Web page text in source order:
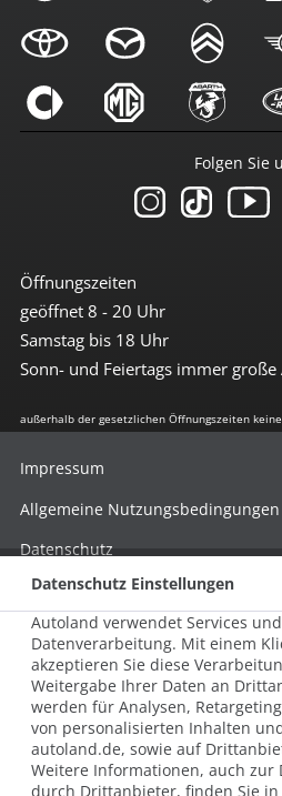
Öffnungszeiten
geöffnet 8 - 20 Uhr
Samstag bis 18 Uhr
Sonn- und Feiertags immer
Folgen Sie
außerhalb der gesetzlichen Öffnungszeiten
© 2026 AUTOLAND 24 SE & Co. Betriebs KG
Werner-von-Siemens-Str. 2, 06796 Brehna, Deutschland
Impressum
Allgemeine Nutzungsbedingungen
Datenschutz
Hinweisgebersystem nach HinSchG
Beschwerde nach LkSG
Grundsatzerklärung zum LkSG
Datenschutz Einstellungen
Autoland verwendet Services
Datenverarbeitung. Mit einem
akzeptieren Sie diese
Weitergabe Ihrer Daten an
werden für Analysen,
von personalisierten Inhalten
autoland.de, sowie auf
Weitere Informationen, auch zur
durch Drittanbieter, finden Sie